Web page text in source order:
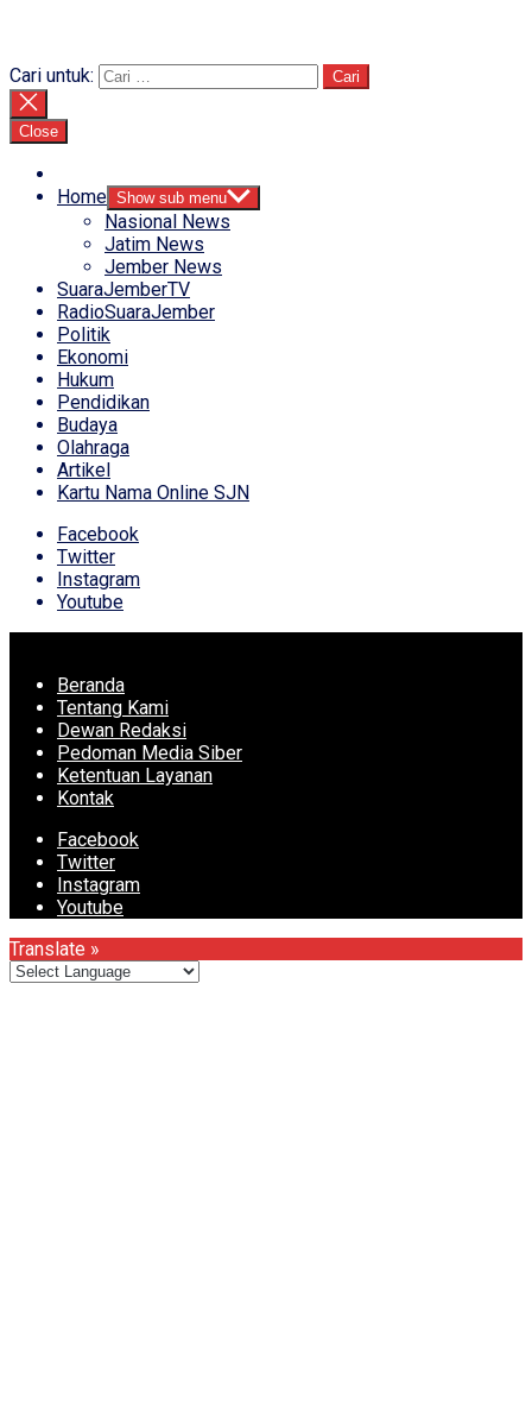
Cari untuk:
Close
Home Show sub menu
Nasional News
Jatim News
Jember News
SuaraJemberTV
RadioSuaraJember
Politik
Ekonomi
Hukum
Pendidikan
Budaya
Olahraga
Artikel
Kartu Nama Online SJN
Facebook
Twitter
Instagram
Youtube
Beranda
Tentang Kami
Dewan Redaksi
Pedoman Media Siber
Ketentuan Layanan
Kontak
Facebook
Twitter
Instagram
Youtube
Translate »